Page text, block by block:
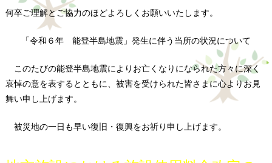
何卒ご理解とご協力のほどよろしくお願いいたします。
「令和６年 能登半島地震」発生に伴う当所の状況について
このたびの能登半島地震によりお亡くなりになられた方々に深く
哀悼の意を表するとともに、被害を受けられた皆さまに心よりお見
舞い申し上げます。
被災地の一日も早い復旧・復興をお祈り申し上げます。